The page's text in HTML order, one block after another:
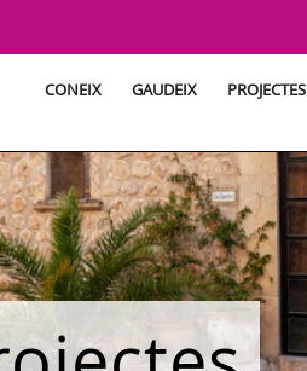
CONEIX GAUDEIX PROJECTES